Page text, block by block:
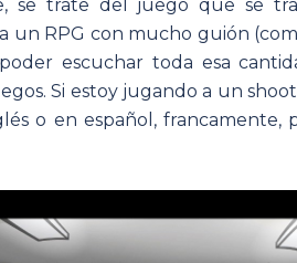
se trate del juego que se
RPG con mucho guión
escuchar toda esa
Si estoy jugando a un
o en español, francamente,